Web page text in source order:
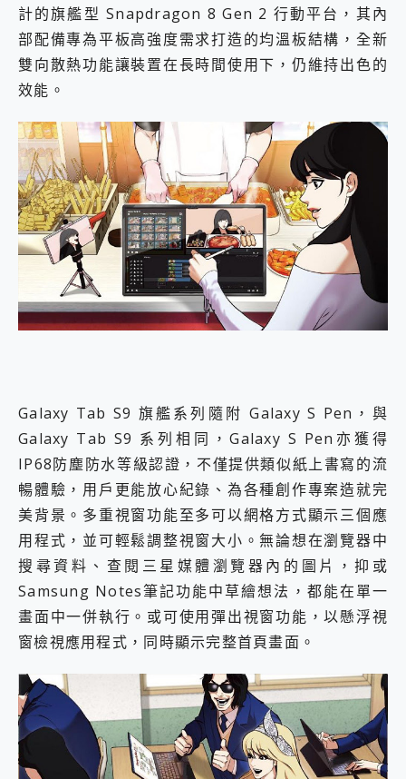
計的旗艦型 Snapdragon 8 Gen 2 行動平台，其內
部配備專為平板高強度需求打造的均溫板結構，全新
雙向散熱功能讓裝置在長時間使用下，仍維持出色的
效能。
Galaxy Tab S9 旗艦系列隨附 Galaxy S Pen，與
Galaxy Tab S9 系列相同，Galaxy S Pen亦獲得
IP68防塵防水等級認證，不僅提供類似紙上書寫的流
暢體驗，用戶更能放心紀錄、為各種創作專案造就完
美背景。多重視窗功能至多可以網格方式顯示三個應
用程式，並可輕鬆調整視窗大小。無論想在瀏覽器中
搜尋資料、查閱三星媒體瀏覽器內的圖片，抑或
Samsung Notes筆記功能中草繪想法，都能在單一
畫面中一併執行。或可使用彈出視窗功能，以懸浮視
窗檢視應用程式，同時顯示完整首頁畫面。